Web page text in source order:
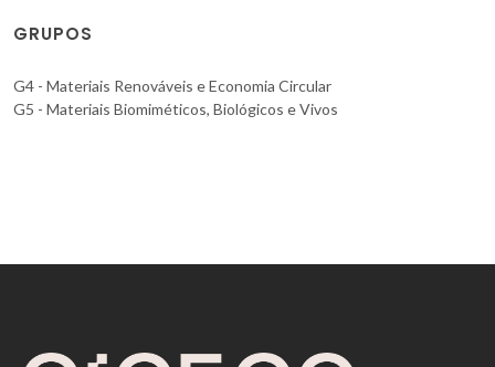
GRUPOS
G4 - Materiais Renováveis e Economia Circular
G5 - Materiais Biomiméticos, Biológicos e Vivos